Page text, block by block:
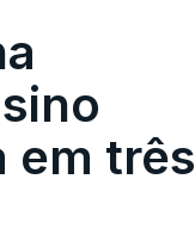
no ISP,
a 10
no Médio
desceram
em três